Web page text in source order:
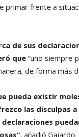
primar frente a
de sus
que “uno siempre
de forma más
pueda existir
las disculpas
declaraciones
, añadió Gajardo.